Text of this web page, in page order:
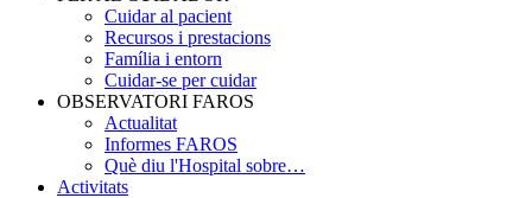
Cuidar al pacient
Recursos i prestacions
Família i entorn
Cuidar-se per cuidar
OBSERVATORI FAROS
Actualitat
Informes FAROS
Què diu l'Hospital sobre…
Activitats